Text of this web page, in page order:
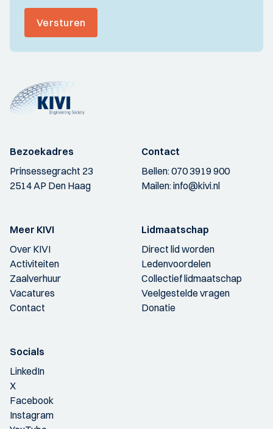
Versturen
Bezoekadres
Prinsessegracht 23
2514 AP Den Haag
Contact
Bellen:070 3919 900
Mailen:info@kivi.nl
Meer KIVI
Over KIVI
Activiteiten
Zaalverhuur
Vacatures
Contact
Lidmaatschap
Direct lid worden
Ledenvoordelen
Collectief lidmaatschap
Veelgestelde vragen
Donatie
Socials
LinkedIn
X
Facebook
Instagram